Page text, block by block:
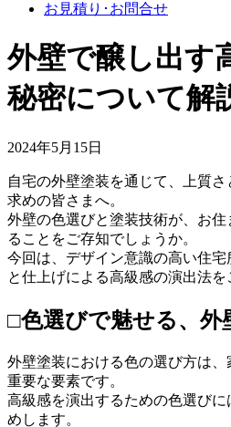
お見積り･お問合せ
外壁で醸し出す
秘密について解
2024年5月15日
自宅の外壁塗装を通じて、上質
求めの皆さまへ。
外壁の色選びと塗装技術が、お
ることをご存知でしょうか。
今回は、デザイン意識の高い住
と仕上げによる高級感の演出法を
□色選びで魅せる、外
外壁塗装における色の選び方は
重要な要素です。
高級感を演出するための色選び
めします。